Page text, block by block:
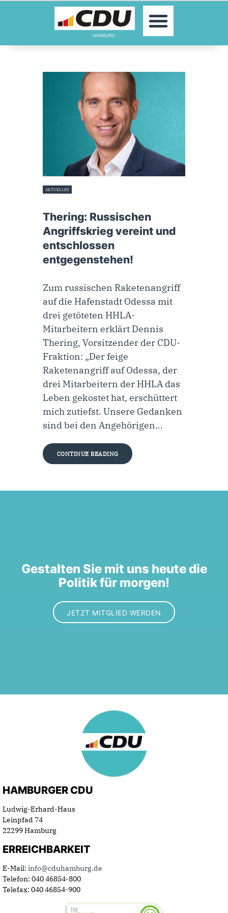
MOIN!
AKTUELLES
PARLAMENTE
KONTAKT
SPENDEN
MITGLIED WERDEN!
AKTUELLES
Thering: Russischen
Angriffskrieg vereint und
entschlossen
entgegenstehen!
Zum russischen Raketenangriff
auf die Hafenstadt Odessa mit
drei getöteten HHLA-
Mitarbeitern erklärt Dennis
Thering, Vorsitzender der CDU-
Fraktion: „Der feige
Raketenangriff auf Odessa, der
drei Mitarbeitern der HHLA das
Leben gekostet hat, erschüttert
mich zutiefst. Unsere Gedanken
sind bei den Angehörigen…
CONTINUE READING
Gestalten Sie mit uns heute die
Politik für morgen!
JETZT MITGLIED WERDEN
HAMBURGER CDU
Ludwig-Erhard-Haus
Leinpfad 74
22299 Hamburg
ERREICHBARKEIT
E-Mail: info@cduhamburg.de
Telefon: 040 46854-800
Telefax: 040 46854-900